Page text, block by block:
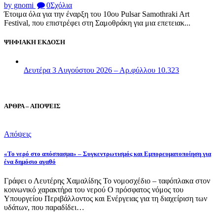
by gnomi 0Σχόλια
Έτοιμα όλα για την έναρξη του 10ου Pulsar Samothraki Art
Festival, που επιστρέφει στη Σαμοθράκη για μια επετειακ...
ΨΗΦΙΑΚΗ ΕΚΔΟΣΗ
Δευτέρα 3 Αυγούστου 2026 – Αρ.φύλλου 10.323
ΑΡΘΡΑ – ΑΠΟΨΕΙΣ
Απόψεις
«Το νερό στο απόσπασμα» – Συγκεντρωτισμός και Εμπορευματοποίηση για
ένα δημόσιο αγαθό
Γράφει ο Λευτέρης Χαμαλίδης Το νομοσχέδιο – ταφόπλακα στον
κοινωνικό χαρακτήρα του νερού Ο πρόσφατος νόμος του
Υπουργείου Περιβάλλοντος και Ενέργειας για τη διαχείριση των
υδάτων, που παραδίδει…